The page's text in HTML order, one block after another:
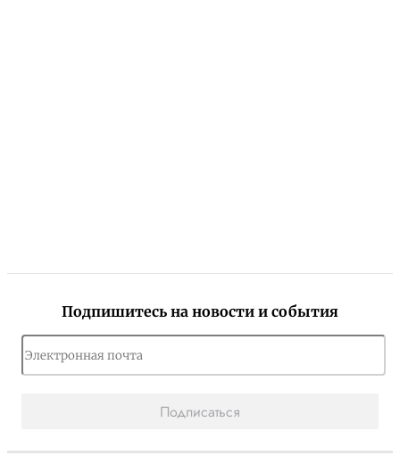
Подпишитесь на новости и события
Подписаться